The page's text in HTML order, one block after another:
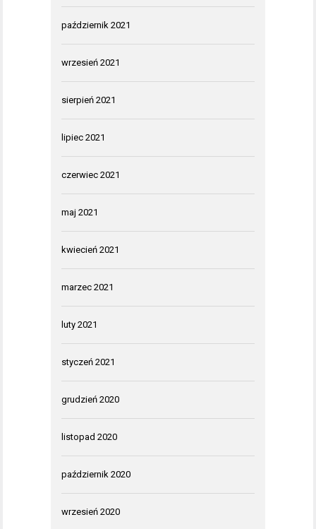
październik 2021
wrzesień 2021
sierpień 2021
lipiec 2021
czerwiec 2021
maj 2021
kwiecień 2021
marzec 2021
luty 2021
styczeń 2021
grudzień 2020
listopad 2020
październik 2020
wrzesień 2020